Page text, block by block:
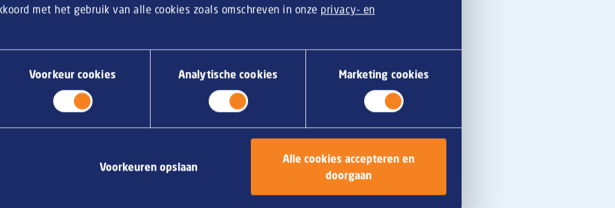
met het gebruik van alle cookies zoals omschreven in onze privacy- en
Voorkeur cookies Analytische cookies Marketing cookies
Voorkeuren opslaan
Alle cookies accepteren en
doorgaan